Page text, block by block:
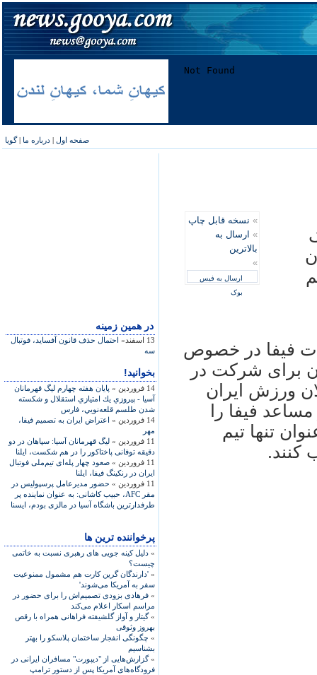
صفحه اول | درباره ما |گویا
در همين زمينه
13 اسفند»
احتمال حذف قانون آفسايد، فوتبال
سه
بخوانید!
14 فروردین »
پایان هفته چهارم ليگ قهرمانان
آسيا - پيروزي يك امتيازي استقلال و شكسته
شدن طلسم قلعه‌نويي، فارس
14 فروردین »
اعتراض ایران به تصمیم فیفا،
مهر
11 فروردین »
ليگ قهرمانان آسيا: سپاهان در دو
دقيقه توفانی پاختاکور را در هم شکست، ايلنا
11 فروردین »
صعود چهار پله‌ای تيم‌ملی فوتبال
ايران در رنکينگ فيفا، ايلنا
11 فروردین »
حضور مديرعامل پرسپوليس در
مقر AFC، حبيب کاشانی: به عنوان نماينده پر
طرفدارترين باشگاه آسيا در مالزی بودم، ايسنا
پرخواننده ترین ها
» دلیل کینه جویی های رهبری نسبت به خاتمی
چیست؟
» 'دارندگان گرین کارت هم مشمول ممنوعیت
سفر به آمریکا می‌شوند'
» فرهادی بزودی تصمیم‌اش را برای حضور در
مراسم اسکار اعلام می‌کند
»گیتار و آواز گلشیفته فراهانی همراه با رقص
بهروز وثوقی
» چگونگی انفجار ساختمان پلاسکو را بهتر
بشناسیم
»گزارش‌هایی از "دیپورت" مسافران ایرانی در
فرودگاه‌های آمریکا پس از دستور ترامپ
» نسخه قابل چاپ
» ارسال به
بالاترین
»
ارسال به فیس
بوک
فیفا در خصوص
برای شرکت در
ورزش ايران
فیفا را
تنها تیم
کنند.